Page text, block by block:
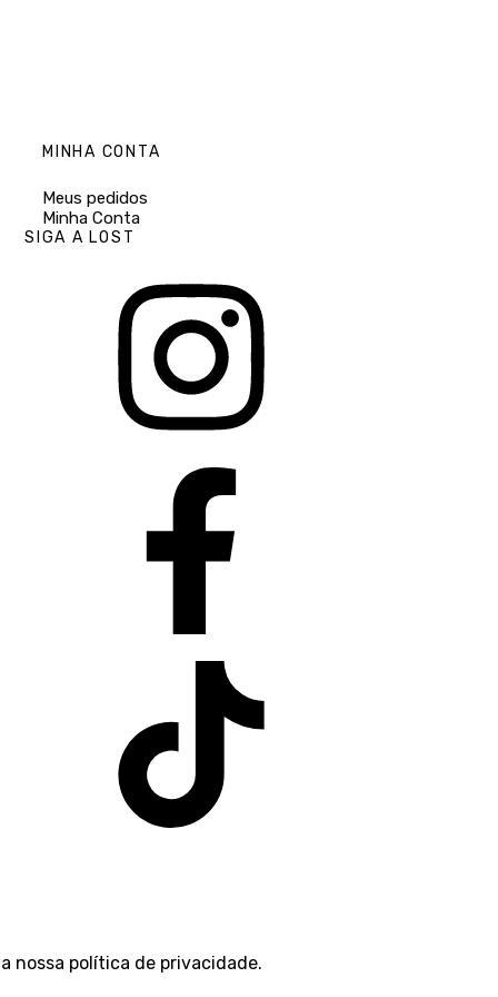
MINHA CONTA
Meus pedidos
Minha Conta
SIGA A LOST
nossa política de privacidade.